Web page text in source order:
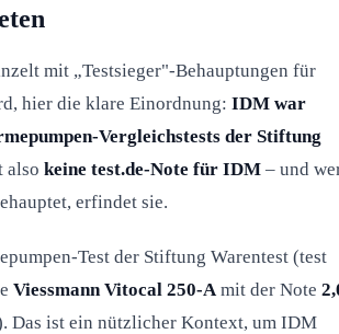
mit „Testsieger"-Behauptungen für
hier die klare Einordnung: IDM war
Vergleichstests der Stiftung
also keine test.de-Note für IDM – und
erfindet sie.
Test der Stiftung Warentest (test
Viessmann Vitocal 250-A mit der Note
Das ist ein nützlicher Kontext, um IDM